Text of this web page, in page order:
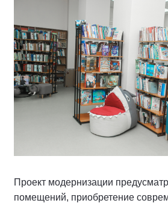
Проект модернизации
помещений, приобретение